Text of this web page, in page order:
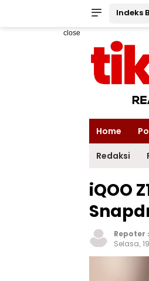
Indeks
close
Home
Redaksi
iQOO
Repoter :
Selasa,